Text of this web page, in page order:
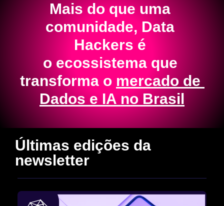
Mais do que uma
comunidade, Data
Hackers é
o ecossistema que
transforma o mercado de
Dados e IA no Brasil
Últimas edições da
newsletter